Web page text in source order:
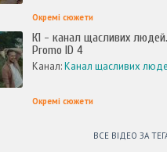
Окремі сюжети
К1 - канал щасливих людей.
Promo ID 4
Канал:Канал щасливих
Окремі сюжети
ВСЕ ВІДЕО ЗА